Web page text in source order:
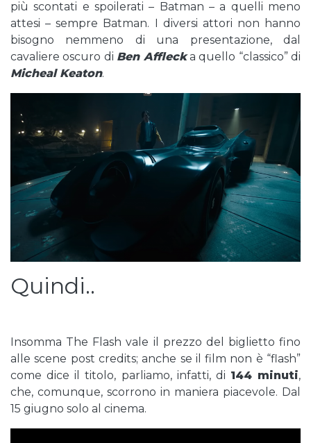
più scontati e spoilerati – Batman – a quelli meno
attesi – sempre Batman. I diversi attori non hanno
bisogno nemmeno di una presentazione, dal
cavaliere oscuro di Ben Afflecka quello “classico” di
Micheal Keaton.
Quindi..
Insomma The Flash vale il prezzo del biglietto fino
alle scene post credits; anche se il film non è “flash”
come dice il titolo, parliamo, infatti, di 144 minuti,
che, comunque, scorrono in maniera piacevole. Dal
15 giugno solo al cinema.